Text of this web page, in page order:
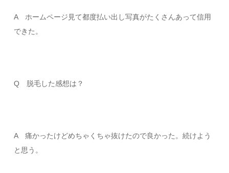
A ホームページ見て都度払い出し写真がたくさんあって信用
できた。
Q 脱毛した感想は？
A 痛かったけどめちゃくちゃ抜けたので良かった。続けよう
と思う。